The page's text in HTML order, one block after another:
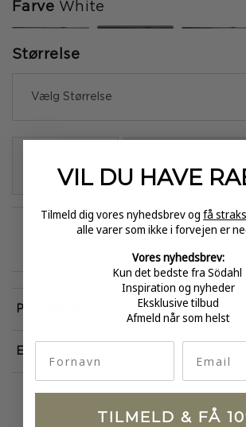
Farve White
valgte
Størrelse
Vælg Størrelse
+ VÆLG
certificeret
Egenskaber
Produktinformation
VIL DU HAVE
Tilmeld dig vores nyhedsbrev og få
alle varer som ikke i forvejen er
Vores nyhedsbrev:
Kun det bedste fra Södahl
Inspiration og nyheder
Eksklusive tilbud
Afmeld når som helst
TILMELD & FÅ